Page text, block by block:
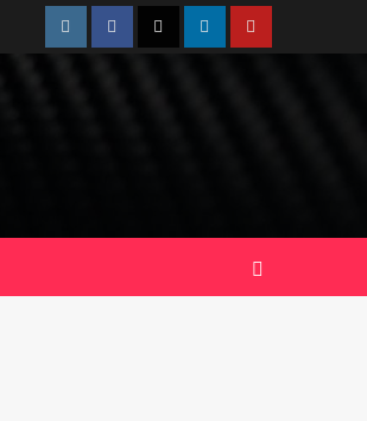
InstagramFacebookTwitterLinkedinYoutube